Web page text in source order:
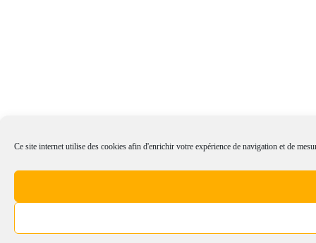
Ce site internet utilise des cookies afin d'enrichir votre expérience de navigation et de